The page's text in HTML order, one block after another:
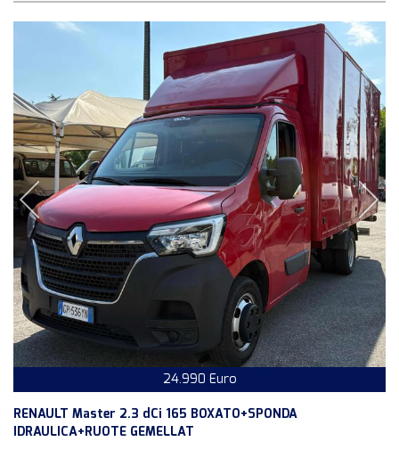
24.990 Euro
RENAULT Master 2.3 dCi 165 BOXATO+SPONDA
IDRAULICA+RUOTE GEMELLAT